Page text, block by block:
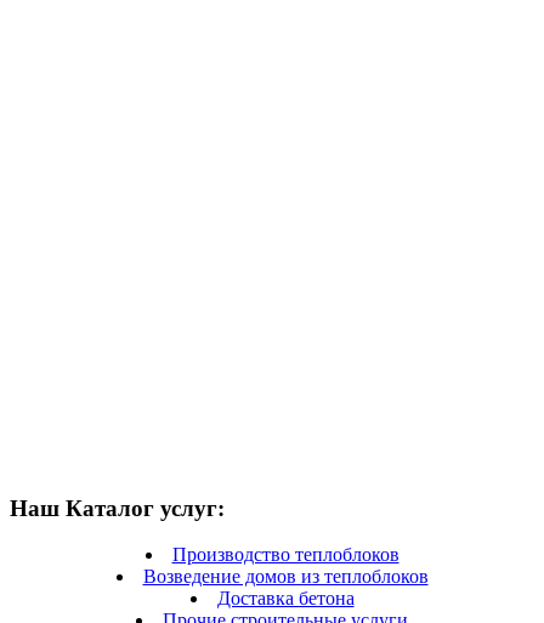
Наш Каталог услуг:
Производство теплоблоков
Возведение домов из теплоблоков
Доставка бетона